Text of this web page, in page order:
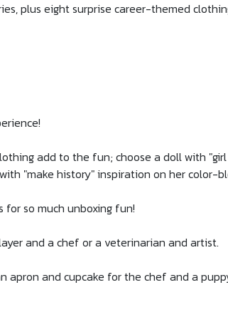
plus eight surprise career-themed
add to the fun; choose a doll with "girl
"make history" inspiration on her color-
so much unboxing fun!
and a chef or a veterinarian and artist.
apron and cupcake for the chef and a